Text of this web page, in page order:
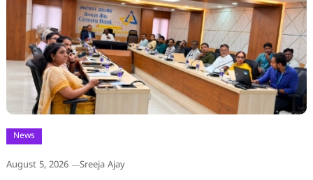
News
August 5, 2026 Sreeja Ajay